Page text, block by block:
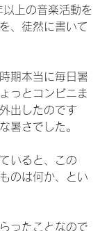
上の音楽活動を
、徒然に書いて
期本当に毎日暑
っとコンビニま
出したのです
暑さでした。
いると、この
のは何か、とい
ったことなので